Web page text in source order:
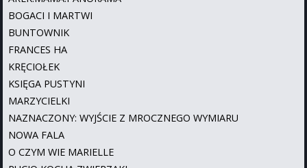
BOGACI I MARTWI
BUNTOWNIK
FRANCES HA
KRĘCIOŁEK
KSIĘGA PUSTYNI
MARZYCIELKI
NAZNACZONY: WYJŚCIE Z MROCZNEGO WYMIARU
NOWA FALA
O CZYM WIE MARIELLE